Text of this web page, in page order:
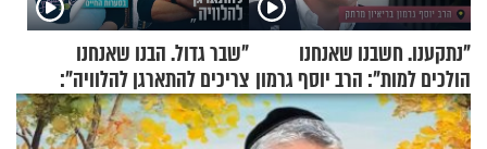
"נתקענו. חשבנו שאנחנו
הולכים למות": הרב יוסף גרמון
בריאיון מרתק
"שבר גדול. הבנו שאנחנו
צריכים להתארגן להלוויה":
זוגיות במבחן, הפעם עם מרים
וגד דנינו